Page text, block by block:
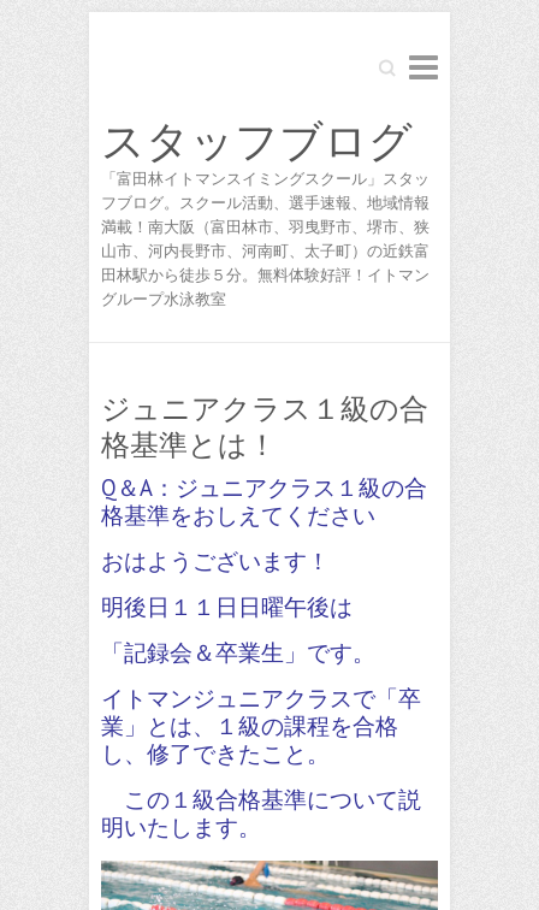
Search
スタッフブログ
「富田林イトマンスイミングスクール」スタッ
フブログ。スクール活動、選手速報、地域情報
満載！南大阪（富田林市、羽曳野市、堺市、狭
山市、河内長野市、河南町、太子町）の近鉄富
田林駅から徒歩５分。無料体験好評！イトマン
グループ水泳教室
ジュニアクラス１級の合
格基準とは！
Q＆A：ジュニアクラス１級の合
格基準をおしえてください
おはようございます！
明後日１１日日曜午後は
「記録会＆卒業生」です。
イトマンジュニアクラスで「卒
業」とは、１級の課程を合格
し、修了できたこと。
この１級合格基準について説
明いたします。